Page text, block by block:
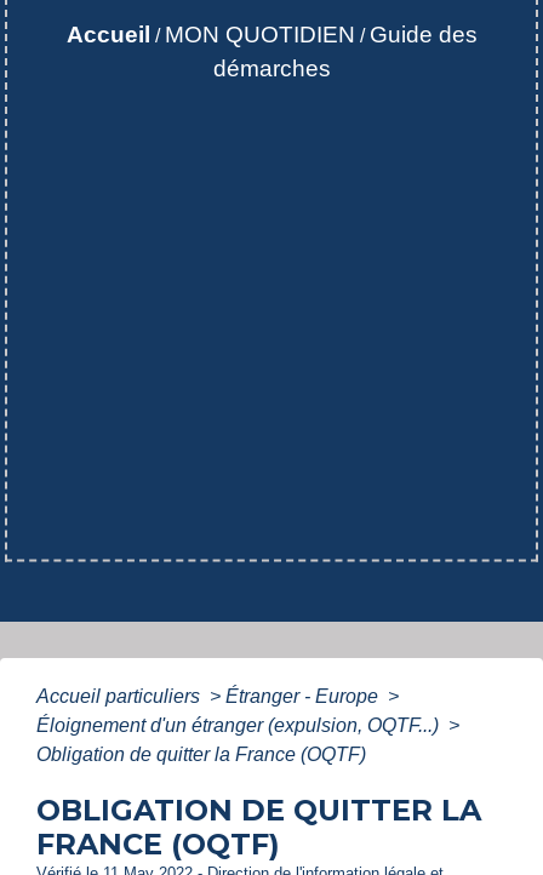
Accueil / MON QUOTIDIEN / Guide des
démarches
Accueil particuliers > Étranger - Europe >
Éloignement d'un étranger (expulsion, OQTF...) >
Obligation de quitter la France (OQTF)
OBLIGATION DE QUITTER LA
FRANCE (OQTF)